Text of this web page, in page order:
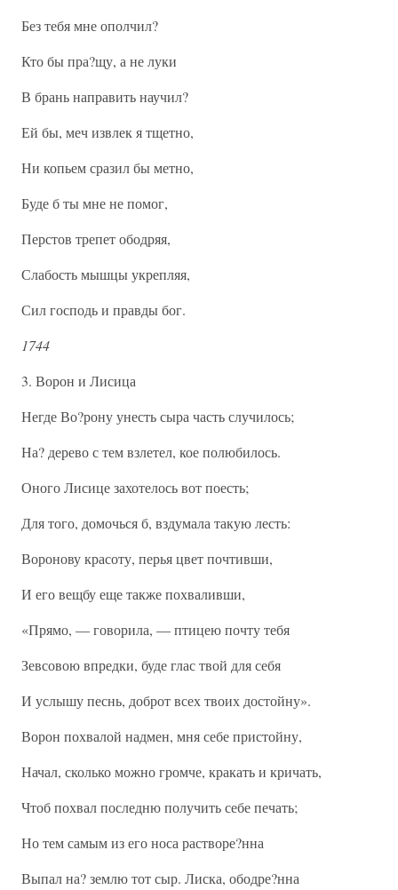
Без тебя мне ополчил?
Кто бы пра?щу, а не луки
В брань направить научил?
Ей бы, меч извлек я тщетно,
Ни копьем сразил бы метно,
Буде б ты мне не помог,
Перстов трепет ободряя,
Слабость мышцы укрепляя,
Сил господь и правды бог.
1744
3. Ворон и Лисица
Негде Во?рону унесть сыра часть случилось;
На? дерево с тем взлетел, кое полюбилось.
Оного Лисице захотелось вот поесть;
Для того, домочься б, вздумала такую лесть:
Воронову красоту, перья цвет почтивши,
И его вещбу еще также похваливши,
«Прямо, — говорила, — птицею почту тебя
Зевсовою впредки, буде глас твой для себя
И услышу песнь, доброт всех твоих достойну».
Ворон похвалой надмен, мня себе пристойну,
Начал, сколько можно громче, кракать и кричать,
Чтоб похвал последню получить себе печать;
Но тем самым из его носа растворе?нна
Выпал на? землю тот сыр. Лиска, ободре?нна